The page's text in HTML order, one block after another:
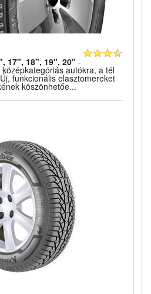
17", 18", 19", 20" -
autókra, a tél
funkcionális elasztomereket
köszönhetőe...